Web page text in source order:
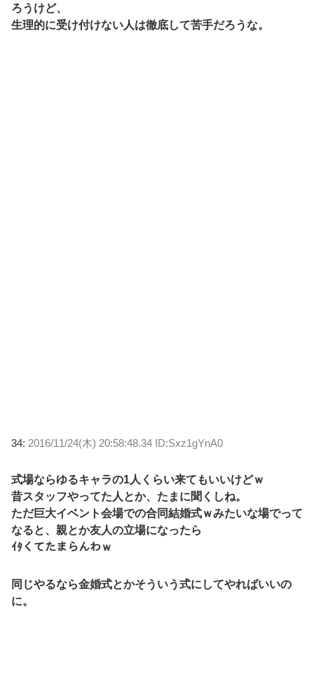
ろうけど、
生理的に受け付けない人は徹底して苦手だろうな。
34: 2016/11/24(木) 20:58:48.34 ID:Sxz1gYnA0
式場ならゆるキャラの1人くらい来てもいいけどｗ
昔スタッフやってた人とか、たまに聞くしね。
ただ巨大イベント会場での合同結婚式ｗみたいな場でって
なると、親とか友人の立場になったら
ｲﾀくてたまらんわｗ
同じやるなら金婚式とかそういう式にしてやればいいの
に。